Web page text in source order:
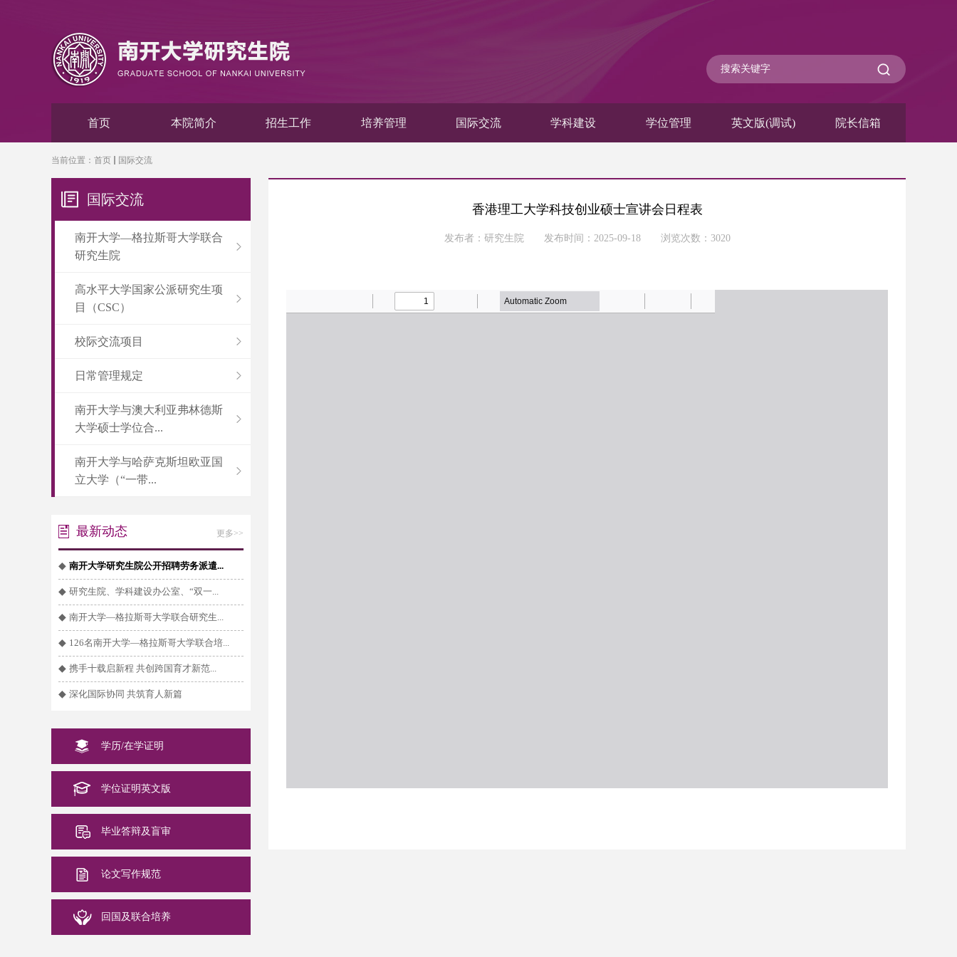
首页 本院简介 招生工作 培养管理 国际交流 学科建设 学位管理 英文版(调试) 院长信箱
当前位置： 首页 国际交流
国际交流
南开大学—格拉斯哥大学联合
研究生院
高水平大学国家公派研究生项
目（CSC）
校际交流项目
日常管理规定
南开大学与澳大利亚弗林德斯
大学硕士学位合...
南开大学与哈萨克斯坦欧亚国
立大学（“一带...
最新动态 更多>>
◆ 南开大学研究生院公开招聘劳务派遣...
◆ 研究生院、学科建设办公室、“双一...
◆ 南开大学—格拉斯哥大学联合研究生...
◆ 126名南开大学—格拉斯哥大学联合培...
◆ 携手十载启新程 共创跨国育才新范...
◆ 深化国际协同 共筑育人新篇
学历/在学证明
学位证明英文版
毕业答辩及盲审
论文写作规范
回国及联合培养
香港理工大学科技创业硕士宣讲会日程表
发布者：研究生院 发布时间：2025-09-18 浏览次数： 3020